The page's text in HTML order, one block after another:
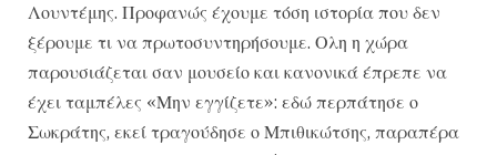
Λουντέμης. Προφανώς έχουμε τόση ιστορία που δεν
ξέρουμε τι να πρωτοσυντηρήσουμε. Ολη η χώρα
παρουσιάζεται σαν μουσείο και κανονικά έπρεπε να
έχει ταμπέλες «Μην εγγίζετε»: εδώ περπάτησε ο
Σωκράτης, εκεί τραγούδησε ο Μπιθικώτσης, παραπέρα